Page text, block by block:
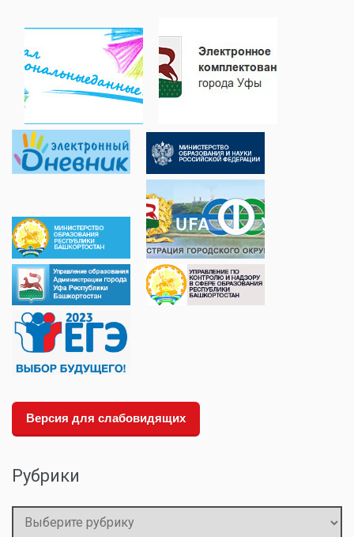
Версия для слабовидящих
Рубрики
Рубрики